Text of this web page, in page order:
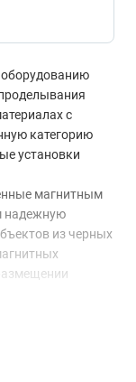
оборудованию
с
категорию
установки
магнитным
надежную
из черных